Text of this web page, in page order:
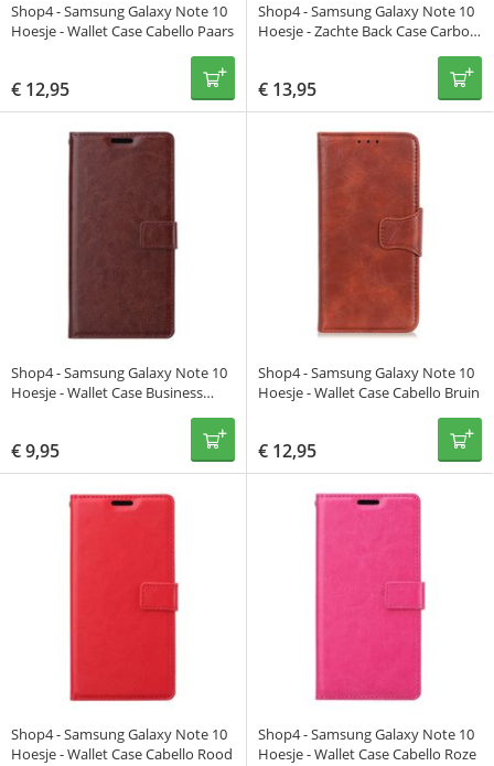
Shop4 - Samsung Galaxy Note 10
Hoesje - Wallet Case Cabello Paars
€ 12,95
Shop4 - Samsung Galaxy Note 10
Hoesje - Zachte Back Case Carbon
€ 13,95
Shop4 - Samsung Galaxy Note 10
Hoesje - Wallet Case Business
€9,95
Shop4 - Samsung Galaxy Note 10
Hoesje - Wallet Case Cabello Bruin
€ 12,95
Shop4 - Samsung Galaxy Note 10
Hoesje - Wallet Case Cabello Rood
Shop4 - Samsung Galaxy Note 10
Hoesje - Wallet Case Cabello Roze